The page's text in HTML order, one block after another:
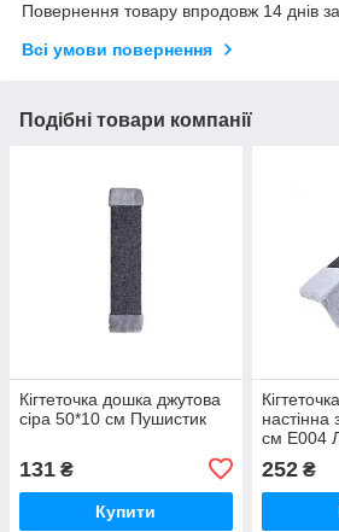
Повернення товару впродовж 14 днів
Всі умови повернення
Подібні товари компанії
Кігтеточка дошка джутова
сіра 50*10 см Пушистик
131 ₴
Купити
настінна
см Е004
252₴